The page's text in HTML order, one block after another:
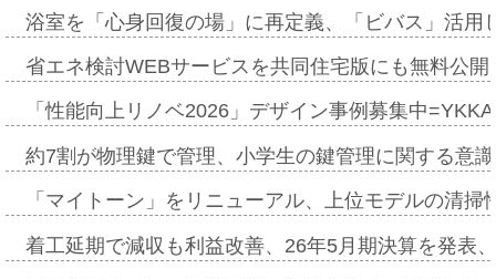
浴室を「心身回復の場」に再定義、「ビバス」活
省エネ検討WEBサービスを共同住宅版にも無料公
「性能向上リノベ2026」デザイン事例募集中
約7割が物理鍵で管理、小学生の鍵管理に関する意
「マイトーン」をリニューアル、上位モデルの清
着工延期で減収も利益改善、26年5月期決算を発表